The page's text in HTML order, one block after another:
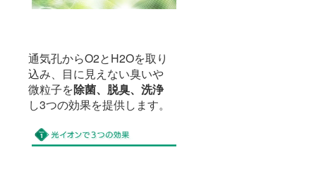
通気孔からO2とH2Oを取り
込み、目に見えない臭いや
微粒子を除菌、脱臭、洗浄
し3つの効果を提供します。